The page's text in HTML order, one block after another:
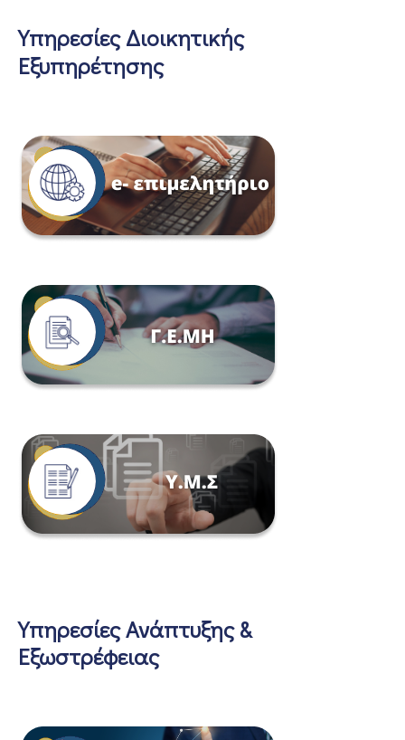
Υπηρεσίες Διοικητικής
Εξυπηρέτησης
Υπηρεσίες Ανάπτυξης &
Εξωστρέφειας